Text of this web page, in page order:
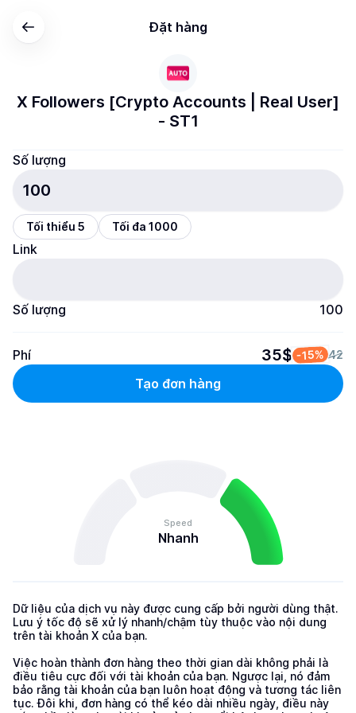
Đặt hàng
X Followers [Crypto Accounts | Real User]
- ST1
Số lượng
Tối thiểu 5 Tối đa 1000
Link
Số lượng 100
Phí 35$ -15% 42
Tạo đơn hàng
Speed
Nhanh
Dữ liệu của dịch vụ này được cung cấp bởi người dùng thật.
Lưu ý tốc độ sẽ xử lý nhanh/chậm tùy thuộc vào nội dung
trên tài khoản X của bạn.
Việc hoàn thành đơn hàng theo thời gian dài không phải là
điều tiêu cực đối với tài khoản của bạn. Ngược lại, nó đảm
bảo rằng tài khoản của bạn luôn hoạt động và tương tác liên
tục. Đôi khi, đơn hàng có thể kéo dài nhiều ngày, điều này